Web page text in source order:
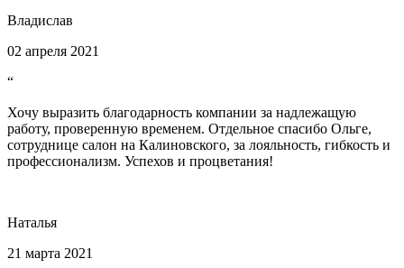
Владислав
02 апреля 2021
“
Хочу выразить благодарность компании за надлежащую
работу, проверенную временем. Отдельное спасибо Ольге,
сотруднице салон на Калиновского, за лояльность, гибкость и
профессионализм. Успехов и процветания!
Наталья
21 марта 2021